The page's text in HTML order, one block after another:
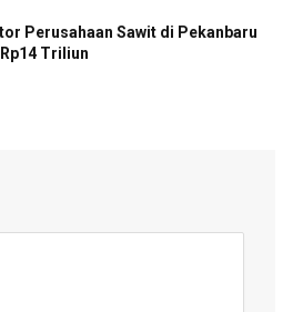
Perusahaan Sawit di Pekanbaru
Triliun